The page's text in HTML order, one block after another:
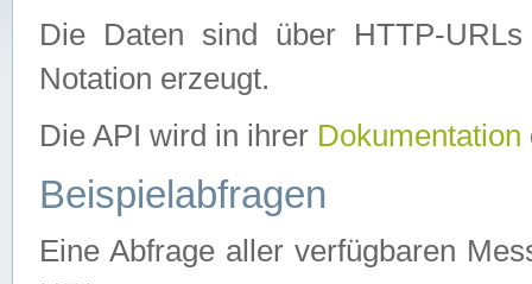
Die Daten sind über HTTP-
Notation erzeugt.
Die API wird in ihrer Dokumentation
Beispielabfragen
Eine Abfrage aller verfügbaren